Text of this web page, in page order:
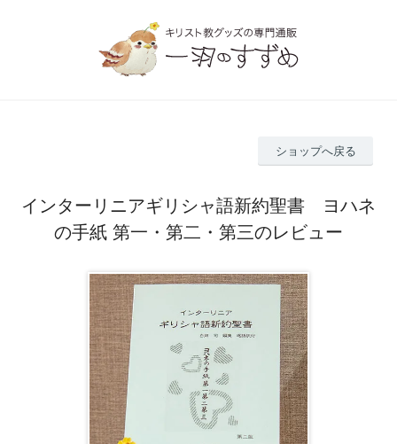
ショップへ戻る
インターリニアギリシャ語新約聖書 ヨハネ
の手紙 第一・第二・第三のレビュー